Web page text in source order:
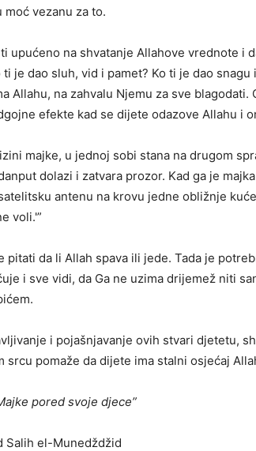
moć vezanu za to.
upućeno na shvatanje Allahove vrednote i
ti je dao sluh, vid i pamet? Ko ti je dao
Allahu, na zahvalu Njemu za sve
efekte kad se dijete odazove Allahu i
majke, u jednoj sobi stana na drugom
dolazi i zatvara prozor. Kad ga je
antenu na krovu jedne obližnje
voli.'”
pitati da li Allah spava ili jede. Tada je
i sve vidi, da Ga ne uzima drijemež niti
i pojašnjavanje ovih stvari djetetu,
srcu pomaže da dijete ima stalni osjećaj
pored svoje djece”
Salih el-Munedždžid